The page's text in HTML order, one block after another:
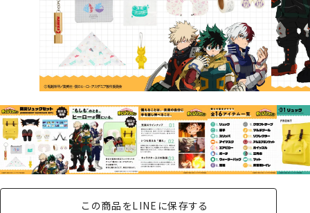
この商品をLINEに保存する